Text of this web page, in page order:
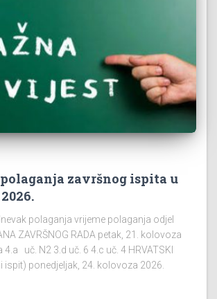
polaganja završnog ispita u
polaganja vrijeme polaganja odjel
ZAVRŠNOG RADA petak, 21. kolovoza
4.a uč. N2 3.d uč. 6 4.c uč. 4 HRVATSKI
ispit) ponedjeljak, 24. kolovoza 2026.